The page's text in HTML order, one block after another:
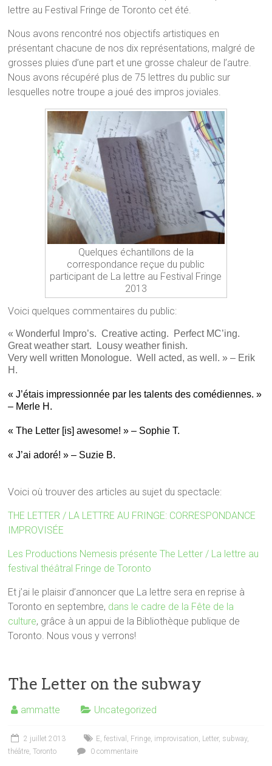
lettre au Festival Fringe de Toronto cet été.
Nous avons rencontré nos objectifs artistiques en
présentant chacune de nos dix représentations, malgré de
grosses pluies d’une part et une grosse chaleur de l’autre.
Nous avons récupéré plus de 75 lettres du public sur
lesquelles notre troupe a joué des impros joviales.
Quelques échantillons de la
correspondance reçue du public
participant de La lettre au Festival Fringe
2013
Voici quelques commentaires du public:
« Wonderful Impro’s. Creative acting. Perfect MC’ing.
Great weather start. Lousy weather finish.
Very well written Monologue. Well acted, as well. » – Erik
H.
« J’étais impressionnée par les talents des comédiennes. »
– Merle H.
« The Letter [is] awesome! » – Sophie T.
« J’ai adoré! » – Suzie B.
Voici où trouver des articles au sujet du spectacle:
THE LETTER / LA LETTRE AU FRINGE: CORRESPONDANCE
IMPROVISÉE
Les Productions Nemesis présente The Letter / La lettre au
festival théâtral Fringe de Toronto
Et j’ai le plaisir d’annoncer que La lettre sera en reprise à
Toronto en septembre, dans le cadre de la Fête de la
culture, grâce à un appui de la Bibliothèque publique de
Toronto. Nous vous y verrons!
The Letter on the subway
ammatte Uncategorized
2 juillet 2013 E,festival , Fringe, improvisation, Letter, subway,
théâtre,Toronto 0 commentaire